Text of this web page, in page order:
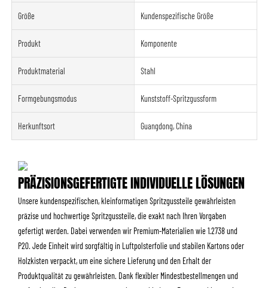
Größe Kundenspezifische Größe
Produkt Komponente
Produktmaterial Stahl
Formgebungsmodus Kunststoff-Spritzgussform
Herkunftsort Guangdong, China
PRÄZISIONSGEFERTIGTE INDIVIDUELLE LÖSUNGEN
Unsere kundenspezifischen, kleinformatigen Spritzgussteile gewährleisten
präzise und hochwertige Spritzgussteile, die exakt nach Ihren Vorgaben
gefertigt werden. Dabei verwenden wir Premium-Materialien wie 1.2738 und
P20. Jede Einheit wird sorgfältig in Luftpolsterfolie und stabilen Kartons oder
Holzkisten verpackt, um eine sichere Lieferung und den Erhalt der
Produktqualität zu gewährleisten. Dank flexibler Mindestbestellmengen und